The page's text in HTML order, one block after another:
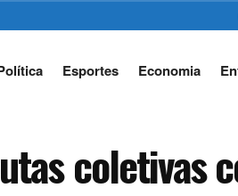
Esportes Economia
coletivas